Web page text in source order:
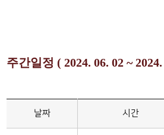
주간일정 ( 2024. 06. 02 ~
날짜 시간